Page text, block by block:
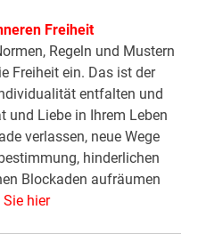
Freiheit
Regeln und Mustern
Freiheit ein. Das ist der
entfalten und
und Liebe in Ihrem Leben
verlassen, neue Wege
hinderlichen
Blockaden aufräumen
hier